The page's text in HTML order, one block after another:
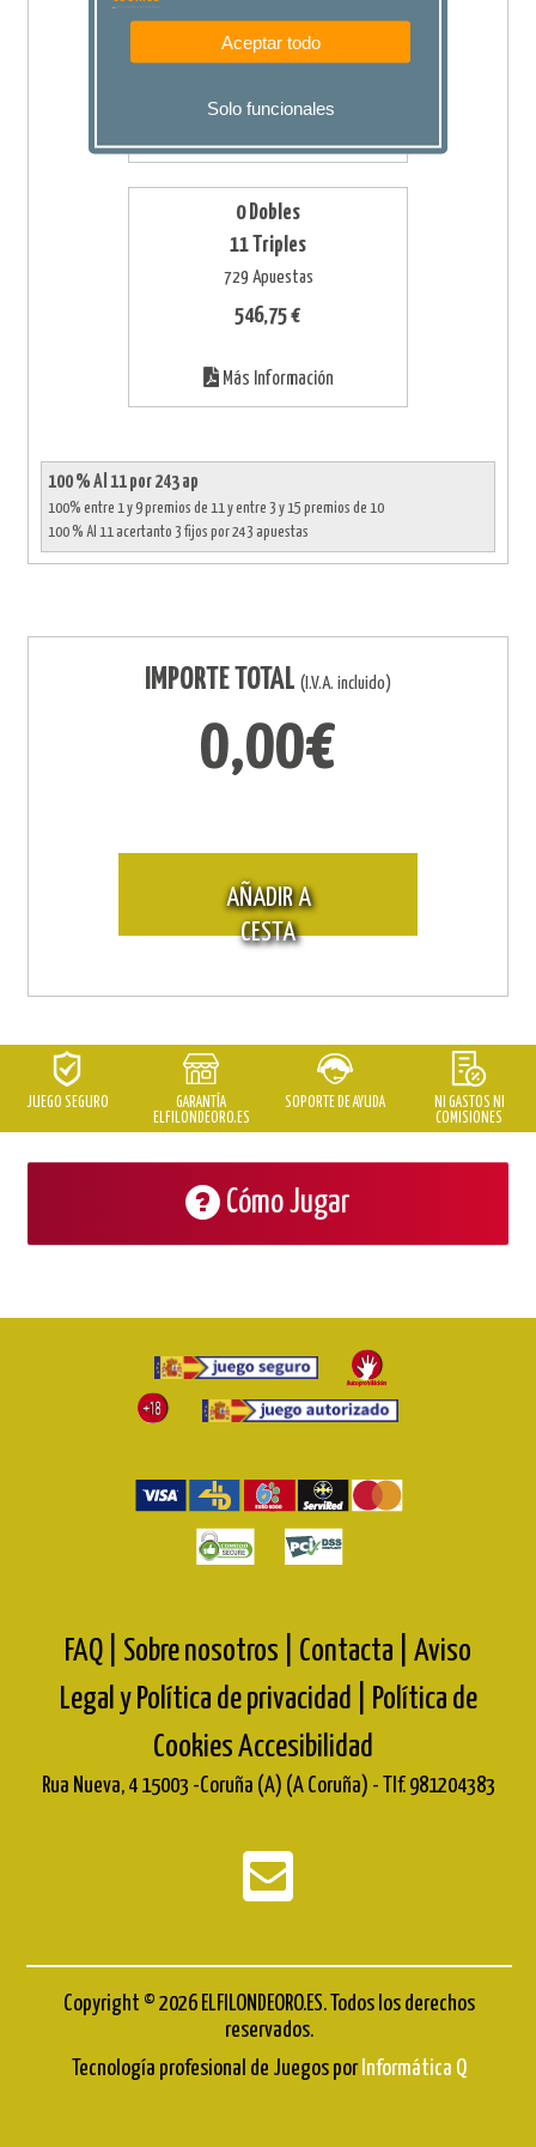
44 Apuestas
33,00 €
0 Dobles
11 Triples
729 Apuestas
546,75 €
Más Información
100 % Al 11 por 243 ap
100% entre 1 y 9 premios de 11 y entre 3 y 15 premios de 10
100 % Al 11 acertanto 3 fijos por 243 apuestas
IMPORTE TOTAL (I.V.A. incluido)
0,00€
AÑADIR A
CESTA
JUEGO SEGURO
GARANTÍA
ELFILONDEORO.ES
SOPORTE DE AYUDA
NI GASTOS NI
COMISIONES
Cómo Jugar
FAQ | Sobre nosotros | Contacta |
Aviso
Legal y Política de privacidad |
Política de
CookiesAccesibilidad
Rua Nueva, 4 15003 -Coruña (A) (A Coruña) - Tlf. 981204383
Copyright © 2026 ELFILONDEORO.ES. Todos los derechos
reservados.
Tecnología profesional de Juegos por Informática Q
Aceptar todo
Solo funcionales